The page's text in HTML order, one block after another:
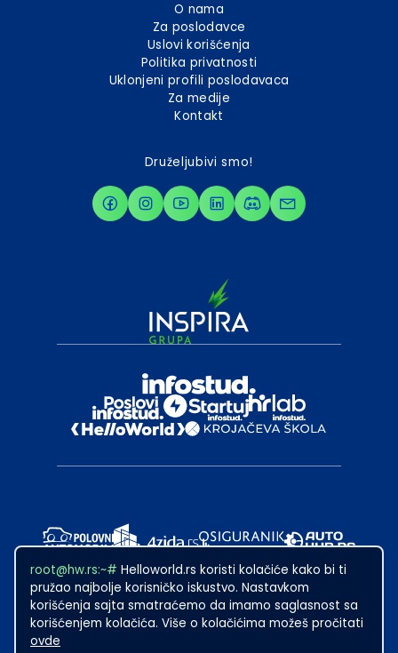
root@hw.rs:~# Helloworld.rs koristi kolačiće kako bi ti
pružao najbolje korisničko iskustvo. Nastavkom
korišćenja sajta smatraćemo da imamo saglasnost sa
korišćenjem kolačića. Više o kolačićima možeš pročitati
ovde
O nama
Za poslodavce
Uslovi korišćenja
Politika privatnosti
Uklonjeni profili poslodavaca
Za medije
Kontakt
Druželjubivi smo!